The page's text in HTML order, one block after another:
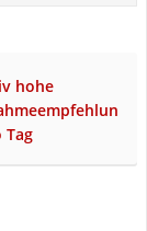
hohe
Tag